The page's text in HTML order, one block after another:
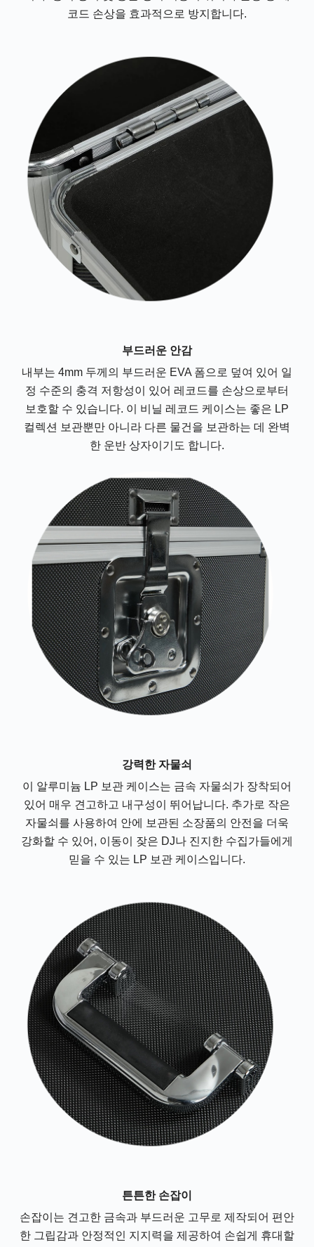
코드 손상을 효과적으로 방지합니다.
부드러운 안감
내부는 4mm 두께의 부드러운 EVA 폼으로 덮여 있어 일
정 수준의 충격 저항성이 있어 레코드를 손상으로부터
보호할 수 있습니다. 이 비닐 레코드 케이스는 좋은 LP
컬렉션 보관뿐만 아니라 다른 물건을 보관하는 데 완벽
한 운반 상자이기도 합니다.
강력한 자물쇠
이 알루미늄 LP 보관 케이스는 금속 자물쇠가 장착되어
있어 매우 견고하고 내구성이 뛰어납니다. 추가로 작은
자물쇠를 사용하여 안에 보관된 소장품의 안전을 더욱
강화할 수 있어, 이동이 잦은 DJ나 진지한 수집가들에게
믿을 수 있는 LP 보관 케이스입니다.
튼튼한 손잡이
손잡이는 견고한 금속과 부드러운 고무로 제작되어 편안
한 그립감과 안정적인 지지력을 제공하여 손쉽게 휴대할